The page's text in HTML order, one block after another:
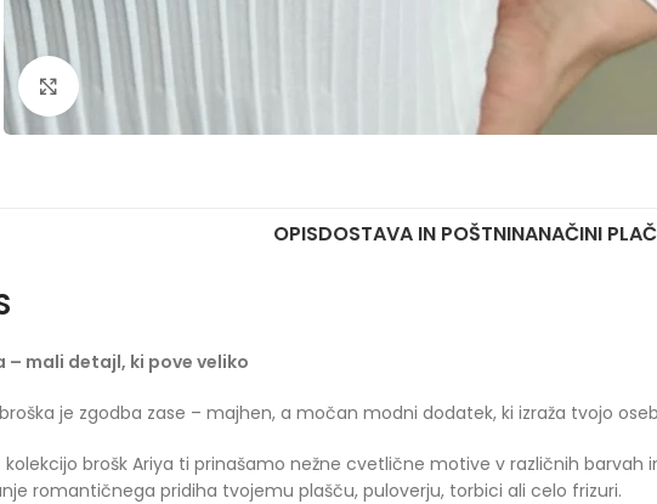
Click to enlarge
OPISDOSTAVA IN POŠTNINANAČINI
– mali detajl, ki pove veliko
je zgodba zase – majhen, a močan modni dodatek, ki izraža tvojo
kolekcijo brošk Ariya ti prinašamo nežne cvetlične motive v različnih barvah
romantičnega pridiha tvojemu plašču, puloverju, torbici ali celo frizuri.